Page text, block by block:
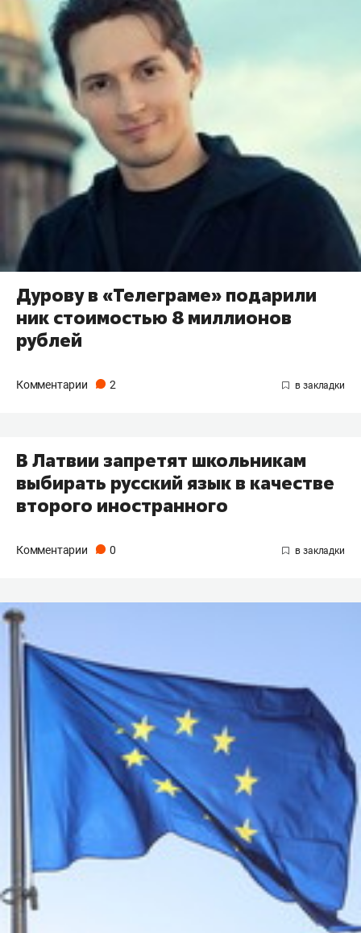
Дурову в «Телеграме» подарили
ник стоимостью 8 миллионов
рублей
Комментарии 2
В Латвии запретят школьникам
выбирать русский язык в качестве
второго иностранного
Комментарии 0